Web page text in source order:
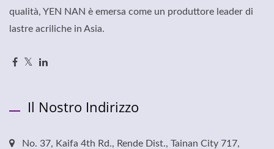
qualità, YEN NAN è emersa come un produttore leader di
lastre acriliche in Asia.
Il Nostro Indirizzo
No. 37, Kaifa 4th Rd., Rende Dist., Tainan City 717,